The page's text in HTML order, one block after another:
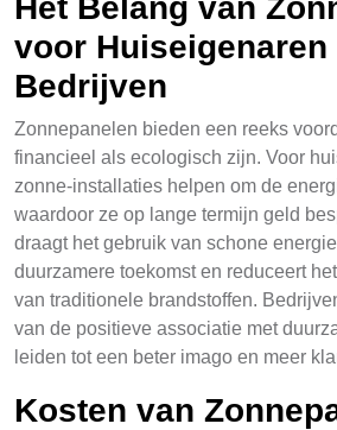
Het Belang van
voor Huiseigenaren
Bedrijven
Zonnepanelen bieden een reeks
financieel als ecologisch zijn. Voor
zonne-installaties helpen om de
waardoor ze op lange termijn geld
draagt het gebruik van schone
duurzamere toekomst en reduceert
van traditionele brandstoffen.
van de positieve associatie met
leiden tot een beter imago en meer
Kosten van